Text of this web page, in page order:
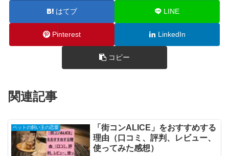
はてブ LINE
Pinterest LinkedIn
コピー
関連記事
ペットの飼い主の恋愛
「街コンALICE」をおすすめする
理由（口コミ、評判、レビュー、
使ってみた感想）